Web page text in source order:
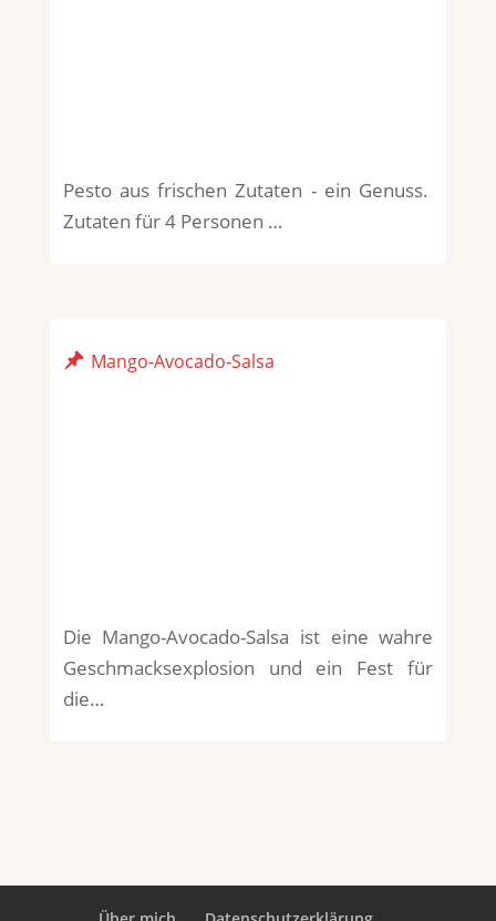
Pesto aus frischen Zutaten - ein Genuss.
Zutaten für 4 Personen …
Mango-Avocado-Salsa
Die Mango-Avocado-Salsa ist eine wahre
Geschmacksexplosion und ein Fest für
die…